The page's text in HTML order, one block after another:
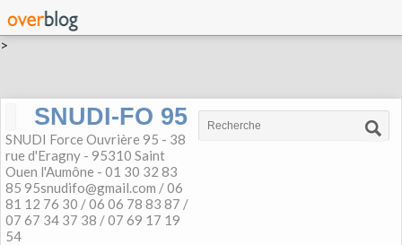
>
SNUDI-FO 95
SNUDI Force Ouvrière 95 - 38
rue d'Eragny - 95310 Saint
Ouen l'Aumône - 01 30 32 83
85 95snudifo@gmail.com / 06
81 12 76 30 / 06 06 78 83 87 /
07 67 34 37 38 / 07 69 17 19
54